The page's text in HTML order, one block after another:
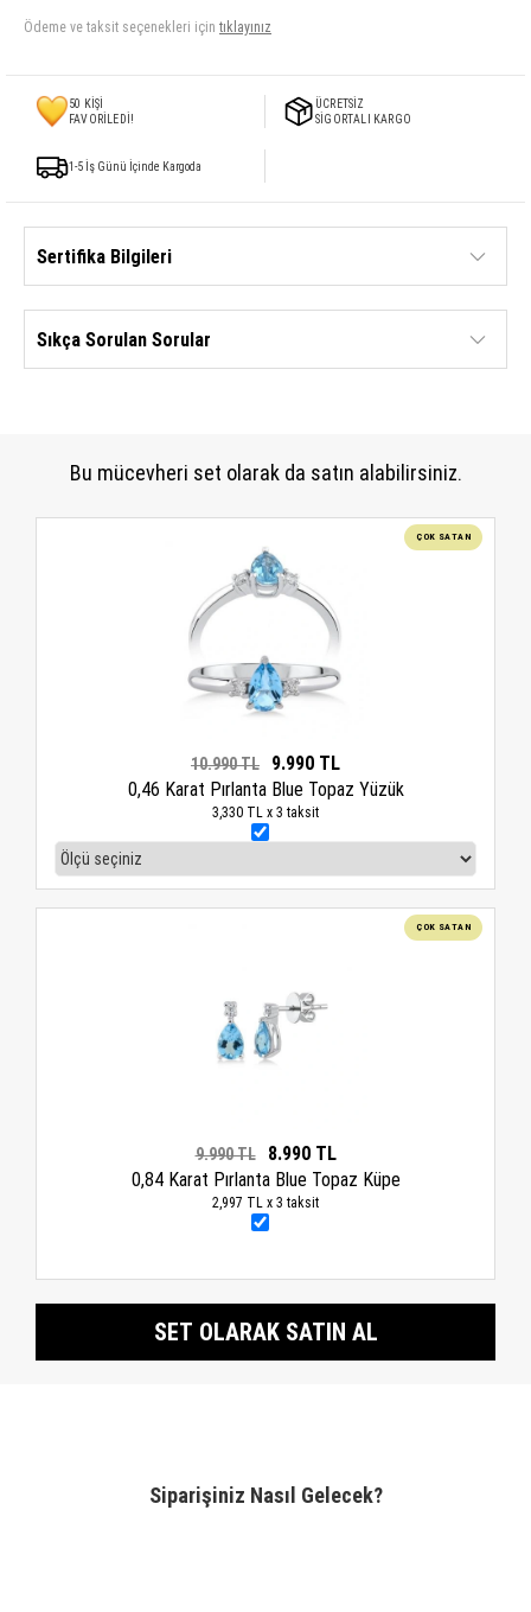
Ödeme ve taksit seçenekleri için tıklayınız
50 KİŞİ
FAVORİLEDİ!
ÜCRETSİZ
SİGORTALI KARGO
1-5 İş Günü İçinde Kargoda
Sertifika Bilgileri
Sıkça Sorulan Sorular
Bu mücevheri set olarak da satın alabilirsiniz.
ÇOK SATAN
10.990 TL
9.990 TL
0,46 Karat Pırlanta Blue Topaz Yüzük
3,330 TL x 3 taksit
ÇOK SATAN
9.990 TL
8.990 TL
0,84 Karat Pırlanta Blue Topaz Küpe
2,997 TL x 3 taksit
SET OLARAK SATIN AL
Siparişiniz Nasıl Gelecek?